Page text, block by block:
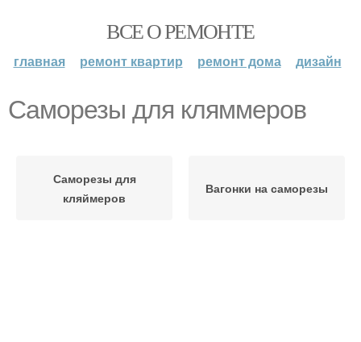
ВСЕ О РЕМОНТЕ
главная ремонт квартир ремонт дома дизайн
Саморезы для кляммеров
Саморезы для
кляймеров
Вагонки на саморезы